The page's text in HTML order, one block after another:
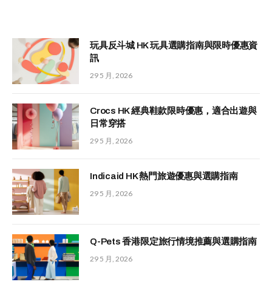
玩具反斗城 HK 玩具選購指南與限時優惠資
訊
29 5 月, 2026
Crocs HK 經典鞋款限時優惠，適合出遊與
日常穿搭
29 5 月, 2026
Indicaid HK 熱門旅遊優惠與選購指南
29 5 月, 2026
Q-Pets 香港限定旅行情境推薦與選購指南
29 5 月, 2026